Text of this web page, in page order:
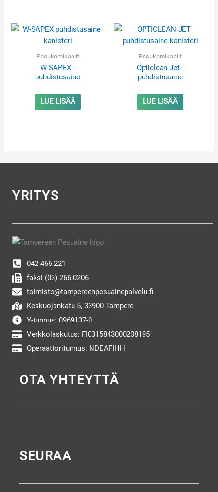
Pesukemikaalit
W-SAPEX -
puhdistusaine
LUE LISÄÄ
Pesukemikaalit
Opticlean Jet -
puhdistusaine
LUE LISÄÄ
YRITYS
042 466 221
faksi (03) 266 0206
toimisto@tampereenpesuainepalvelu.fi
Keskuojankatu 5, 33900 Tampere
Y-tunnus: 0969137-0
Verkkolaskutus: FI0315843000208195
Operaattoritunnus: NDEAFIHH
OTA YHTEYTTÄ
SEURAA